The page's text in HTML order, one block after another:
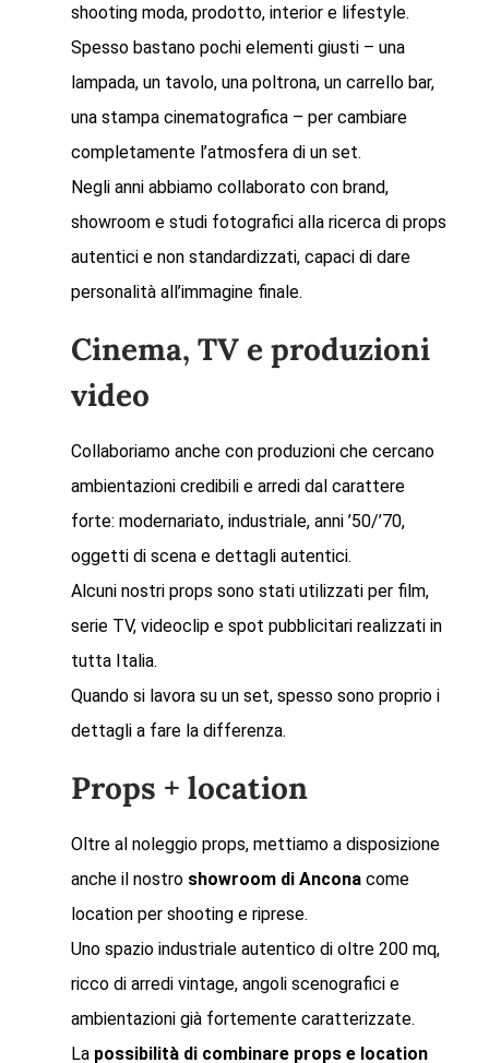
shooting moda, prodotto, interior e lifestyle.
Spesso bastano pochi elementi giusti – una
lampada, un tavolo, una poltrona, un carrello bar,
una stampa cinematografica – per cambiare
completamente l’atmosfera di un set.
Negli anni abbiamo collaborato con brand,
showroom e studi fotografici alla ricerca di props
autentici e non standardizzati, capaci di dare
personalità all’immagine finale.
Cinema, TV e produzioni
video
Collaboriamo anche con produzioni che cercano
ambientazioni credibili e arredi dal carattere
forte: modernariato, industriale, anni ’50/’70,
oggetti di scena e dettagli autentici.
Alcuni nostri props sono stati utilizzati per film,
serie TV, videoclip e spot pubblicitari realizzati in
tutta Italia.
Quando si lavora su un set, spesso sono proprio i
dettagli a fare la differenza.
Props + location
Oltre al noleggio props, mettiamo a disposizione
anche il nostro showroom di Ancona come
location per shooting e riprese.
Uno spazio industriale autentico di oltre 200 mq,
ricco di arredi vintage, angoli scenografici e
ambientazioni già fortemente caratterizzate.
La possibilità di combinare props e location